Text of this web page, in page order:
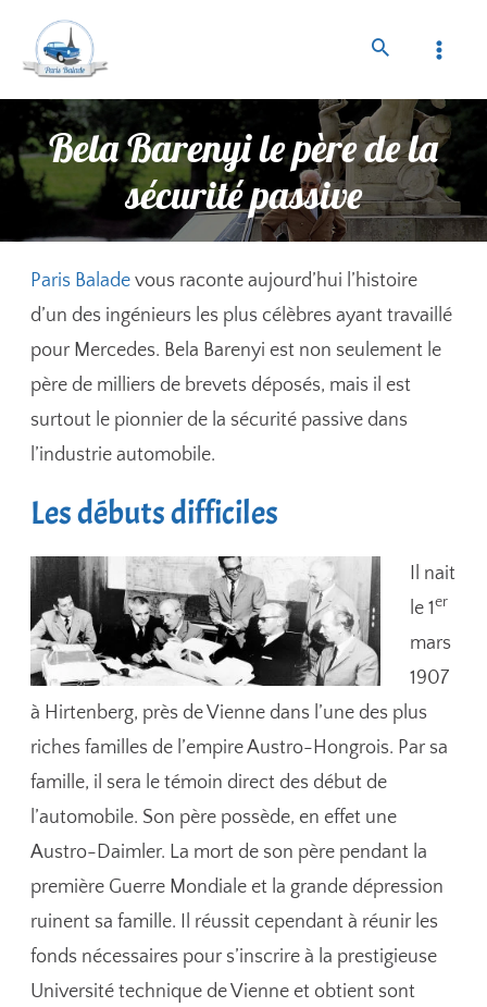
Bela Barenyi le père de la
sécurité passive
Paris Balade vous raconte aujourd’hui l’histoire
d’un des ingénieurs les plus célèbres ayant travaillé
pour Mercedes. Bela Barenyi est non seulement le
père de milliers de brevets déposés, mais il est
surtout le pionnier de la sécurité passive dans
l’industrie automobile.
Les débuts difficiles
Il nait
le 1er
mars
1907
à Hirtenberg, près de Vienne dans l’une des plus
riches familles de l’empire Austro-Hongrois. Par sa
famille, il sera le témoin direct des début de
l’automobile. Son père possède, en effet une
Austro-Daimler. La mort de son père pendant la
première Guerre Mondiale et la grande dépression
ruinent sa famille. Il réussit cependant à réunir les
fonds nécessaires pour s’inscrire à la prestigieuse
Université technique de Vienne et obtient sont